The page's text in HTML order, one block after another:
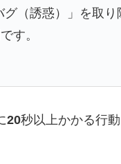
（誘惑）」を取
す。
20秒以上かかる行